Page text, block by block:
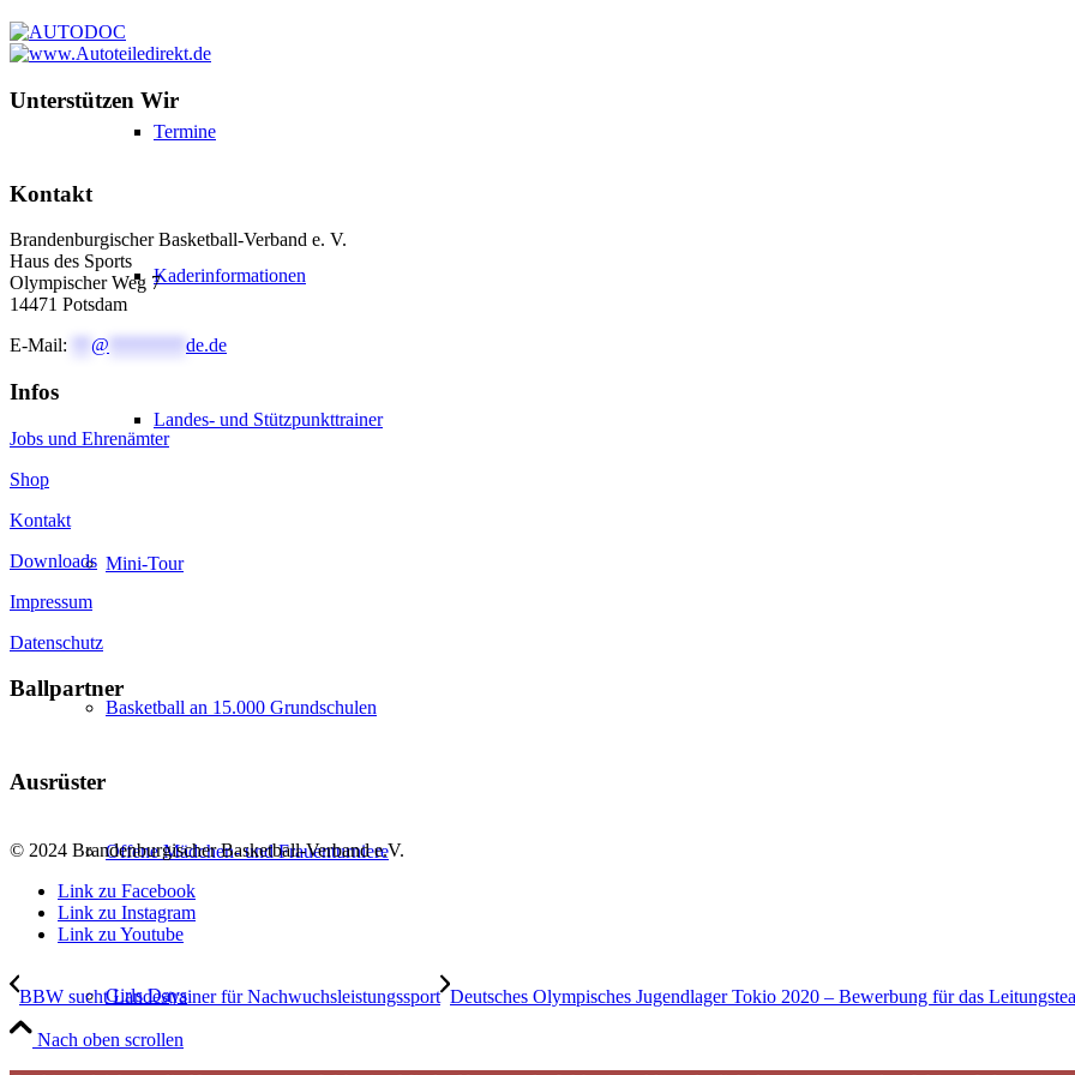
Termine
Kaderinformationen
Landes- und Stützpunkttrainer
Mini-Tour
Basketball an 15.000 Grundschulen
Offene Mädchen- und Frauenturniere
Girls Days
Unterstützen Wir
Kontakt
Brandenburgischer Basketball-Verband e. V.
Haus des Sports
Olympischer Weg 7
14471 Potsdam
E-Mail:
@ de.de
Infos
Jobs und Ehrenämter
Shop
Kontakt
Downloads
Impressum
Datenschutz
Ballpartner
Ausrüster
© 2024 Brandenburgischer Basketball-Verband e.V.
Link zu Facebook
Link zu Instagram
Link zu Youtube
BBW sucht Landestrainer für Nachwuchsleistungssport Deutsches Olympisches Jugendlager Tokio 2020 – Bewerbung für das
Nach oben scrollen